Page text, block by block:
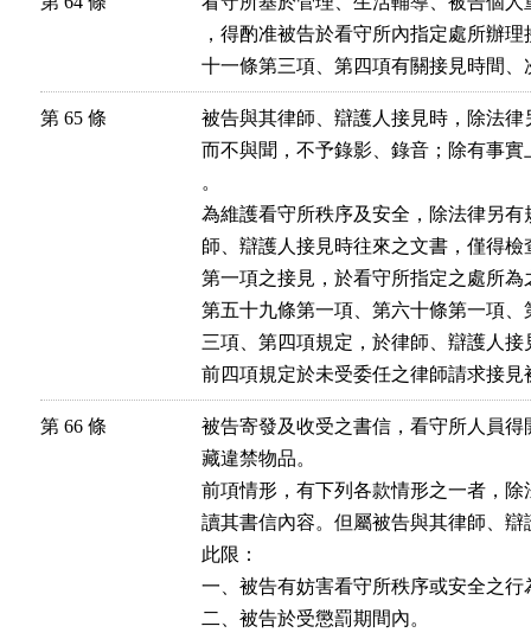
，得酌准被告於看守所內指定處所辦
十一條第三項、第四項有關接見時間
第 65 條
被告與其律師、辯護人接見時，除法
而不與聞，不予錄影、錄音；除有事
。
為維護看守所秩序及安全，除法律另
師、辯護人接見時往來之文書，僅得
第一項之接見，於看守所指定之處所為
第五十九條第一項、第六十條第一項
三項、第四項規定，於律師、辯護人接
前四項規定於未受委任之律師請求接
第 66 條
被告寄發及收受之書信，看守所人員
藏違禁物品。
前項情形，有下列各款情形之一者，
讀其書信內容。但屬被告與其律師、
此限：
一、被告有妨害看守所秩序或安全之行
二、被告於受懲罰期間內。